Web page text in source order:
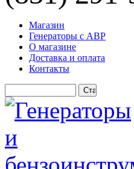
Магазин
Генераторы с АВР
О магазине
Доставка и оплата
Контакты